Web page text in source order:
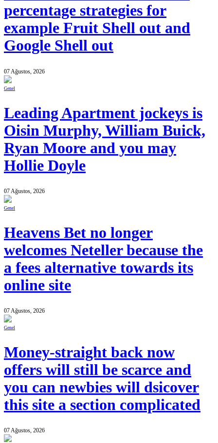
percentage strategies for
example Fruit Shell out and
Google Shell out
07 Ağustos, 2026
Genel
Leading Apartment jockeys is
Oisin Murphy, William Buick,
Ryan Moore and you may
Hollie Doyle
07 Ağustos, 2026
Genel
Heavens Bet no longer
welcomes Neteller because the
a fees alternative towards its
online site
07 Ağustos, 2026
Genel
Money-straight back now
offers will still be scarce and
you can newbies will dsicover
this site a section complicated
07 Ağustos, 2026